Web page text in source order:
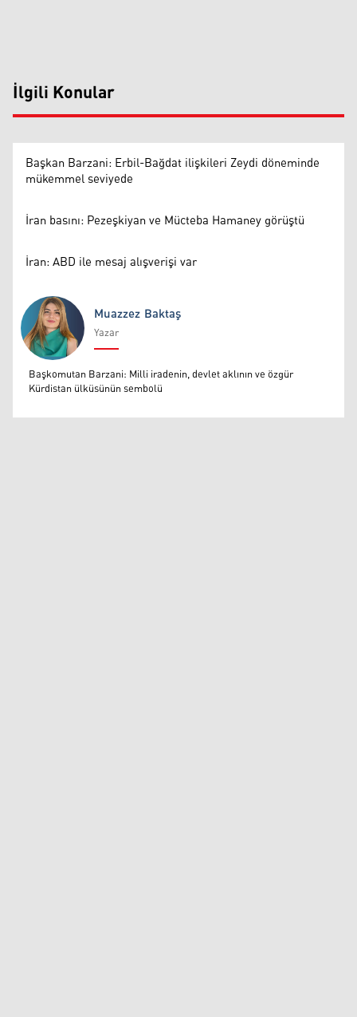
İlgili Konular
Başkan Barzani: Erbil-Bağdat ilişkileri Zeydi döneminde
mükemmel seviyede
İran basını: Pezeşkiyan ve Mücteba Hamaney görüştü
İran: ABD ile mesaj alışverişi var
Muazzez Baktaş
Muazzez Baktaş
Yazar
Başkomutan Barzani: Milli iradenin, devlet aklının ve özgür
Kürdistan ülküsünün sembolü